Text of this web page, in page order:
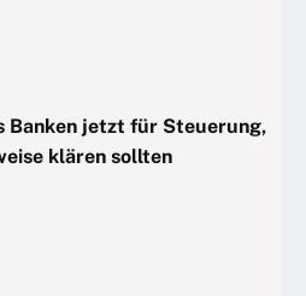
Banken jetzt für Steuerung,
klären sollten